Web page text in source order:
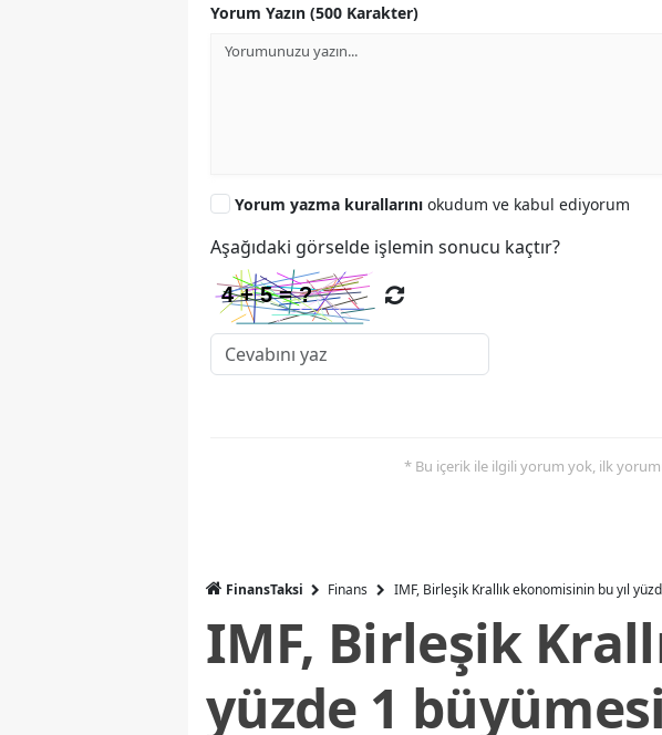
Yorum Yazın (500 Karakter)
Yorum yazma kurallarını okudum ve kabul ediyorum
Aşağıdaki görselde işlemin sonucu kaçtır?
* Bu içerik ile ilgili yorum yok, ilk
FinansTaksi Finans IMF, Birleşik Krallık ekonomisinin bu yıl
IMF, Birleşik
yüzde 1